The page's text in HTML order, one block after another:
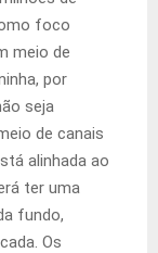
foco
meio de
por
seja
de canais
alinhada ao
ter uma
fundo,
Os